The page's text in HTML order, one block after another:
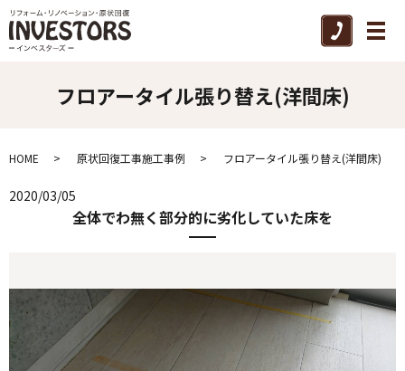
メ
フロアータイル張り替え(洋間床)
HOME 原状回復工事施工事例 フロアータイル張り替え(洋間床)
2020/03/05
全体でわ無く部分的に劣化していた床を